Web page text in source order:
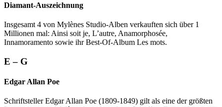
Diamant-Auszeichnung
Insgesamt 4 von Mylènes Studio-Alben verkauften sich über 1
Millionen mal: Ainsi soit je, L’autre, Anamorphosée,
Innamoramento sowie ihr Best-Of-Album Les mots.
E – G
Edgar Allan Poe
Schriftsteller Edgar Allan Poe (1809-1849) gilt als eine der größten